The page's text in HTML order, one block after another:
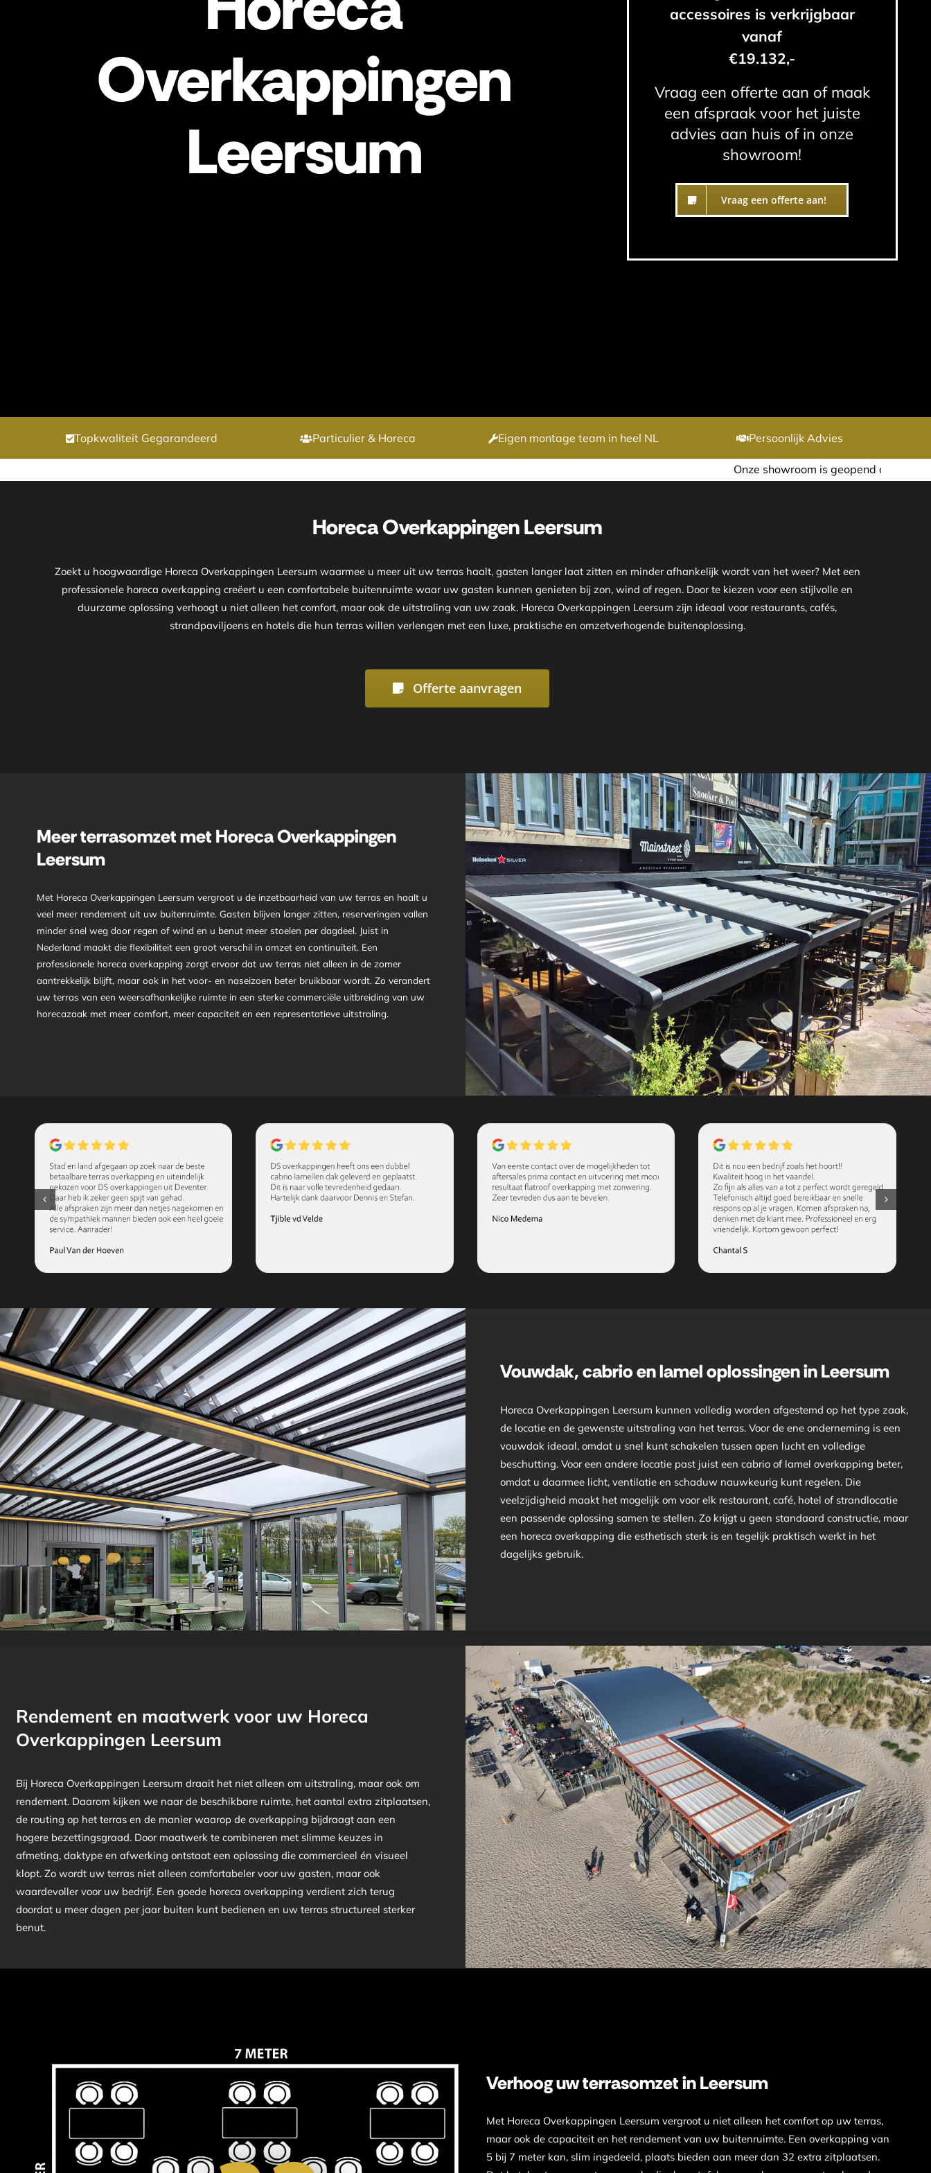
Overkappingen
Leersum
accessoires is verkrijgbaar
vanaf
€19.132,-
Vraag een offerte aan of maak
een afspraak voor het juiste
advies aan huis of in onze
showroom!
Vraag een offerte aan!
Topkwaliteit Gegarandeerd Particulier & Horeca Eigen montage team in heel NL Persoonlijk Advies
Onze showroom is geopend op afspraak. Ook in de
Horeca Overkappingen Leersum
Zoekt u hoogwaardige Horeca Overkappingen Leersum waarmee u meer uit uw terras haalt, gasten langer laat zitten en minder afhankelijk wordt van het weer? Met een
professionele horeca overkapping creëert u een comfortabele buitenruimte waar uw gasten kunnen genieten bij zon, wind of regen. Door te kiezen voor een stijlvolle en
duurzame oplossing verhoogt u niet alleen het comfort, maar ook de uitstraling van uw zaak. Horeca Overkappingen Leersum zijn ideaal voor restaurants, cafés,
strandpaviljoens en hotels die hun terras willen verlengen met een luxe, praktische en omzetverhogende buitenoplossing.
Offerte aanvragen
Meer terrasomzet met Horeca Overkappingen
Leersum
Met Horeca Overkappingen Leersum vergroot u de inzetbaarheid van uw terras en haalt u
veel meer rendement uit uw buitenruimte. Gasten blijven langer zitten, reserveringen vallen
minder snel weg door regen of wind en u benut meer stoelen per dagdeel. Juist in
Nederland maakt die flexibiliteit een groot verschil in omzet en continuïteit. Een
professionele horeca overkapping zorgt ervoor dat uw terras niet alleen in de zomer
aantrekkelijk blijft, maar ook in het voor- en naseizoen beter bruikbaar wordt. Zo verandert
uw terras van een weersafhankelijke ruimte in een sterke commerciële uitbreiding van uw
horecazaak met meer comfort, meer capaciteit en een representatieve uitstraling.
Vouwdak, cabrio en lamel oplossingen in Leersum
Horeca Overkappingen Leersum kunnen volledig worden afgestemd op het type zaak,
de locatie en de gewenste uitstraling van het terras. Voor de ene onderneming is een
vouwdak ideaal, omdat u snel kunt schakelen tussen open lucht en volledige
beschutting. Voor een andere locatie past juist een cabrio of lamel overkapping beter,
omdat u daarmee licht, ventilatie en schaduw nauwkeurig kunt regelen. Die
veelzijdigheid maakt het mogelijk om voor elk restaurant, café, hotel of strandlocatie
een passende oplossing samen te stellen. Zo krijgt u geen standaard constructie, maar
een horeca overkapping die esthetisch sterk is en tegelijk praktisch werkt in het
dagelijks gebruik.
Rendement en maatwerk voor uw Horeca
Overkappingen Leersum
Bij Horeca Overkappingen Leersum draait het niet alleen om uitstraling, maar ook om
rendement. Daarom kijken we naar de beschikbare ruimte, het aantal extra zitplaatsen,
de routing op het terras en de manier waarop de overkapping bijdraagt aan een
hogere bezettingsgraad. Door maatwerk te combineren met slimme keuzes in
afmeting, daktype en afwerking ontstaat een oplossing die commercieel én visueel
klopt. Zo wordt uw terras niet alleen comfortabeler voor uw gasten, maar ook
waardevoller voor uw bedrijf. Een goede horeca overkapping verdient zich terug
doordat u meer dagen per jaar buiten kunt bedienen en uw terras structureel sterker
benut.
Verhoog uw terrasomzet in Leersum
Met Horeca Overkappingen Leersum vergroot u niet alleen het comfort op uw terras,
maar ook de capaciteit en het rendement van uw buitenruimte. Een overkapping van
5 bij 7 meter kan, slim ingedeeld, plaats bieden aan meer dan 32 extra zitplaatsen.